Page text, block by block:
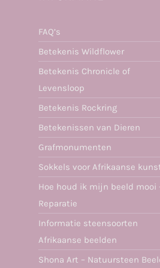
FAQ’s
Betekenis Wildflower
Betekenis Chronicle of
Levensloop
Betekenis Rockring
Betekenissen van Dieren
Grafmonumenten
Sokkels voor Afrikaanse
Hoe houd ik mijn beeld mooi
Reparatie
Informatie steensoorten
Afrikaanse beelden
Shona Art – Natuursteen